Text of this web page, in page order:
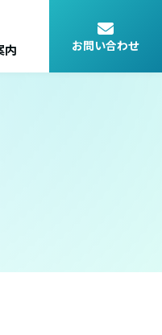
内 お問い合わせ